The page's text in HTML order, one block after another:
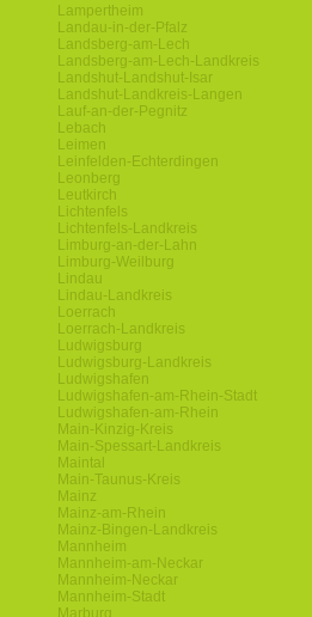
Lampertheim
Landau-in-der-Pfalz
Landsberg-am-Lech
Landsberg-am-Lech-Landkreis
Landshut-Landshut-Isar
Landshut-Landkreis-Langen
Lauf-an-der-Pegnitz
Lebach
Leimen
Leinfelden-Echterdingen
Leonberg
Leutkirch
Lichtenfels
Lichtenfels-Landkreis
Limburg-an-der-Lahn
Limburg-Weilburg
Lindau
Lindau-Landkreis
Loerrach
Loerrach-Landkreis
Ludwigsburg
Ludwigsburg-Landkreis
Ludwigshafen
Ludwigshafen-am-Rhein-Stadt
Ludwigshafen-am-Rhein
Main-Kinzig-Kreis
Main-Spessart-Landkreis
Maintal
Main-Taunus-Kreis
Mainz
Mainz-am-Rhein
Mainz-Bingen-Landkreis
Mannheim
Mannheim-am-Neckar
Mannheim-Neckar
Mannheim-Stadt
Marburg